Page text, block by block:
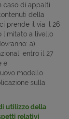
caso di appalti
della
prende il via il 26
limitato a livello
a)
entro il 27
e
modello
sulla
utilizzo della
relativi